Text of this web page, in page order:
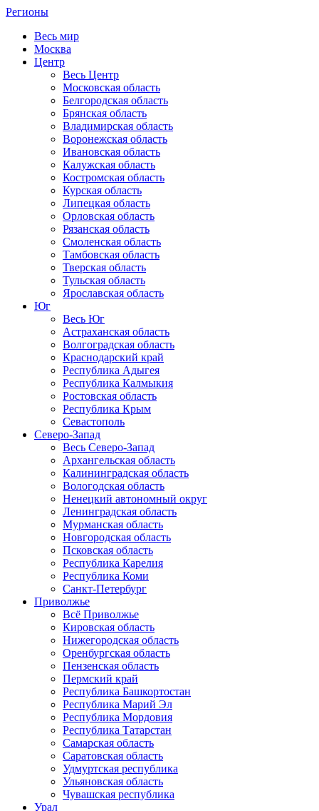
Регионы
Весь мир
Москва
Центр
Весь Центр
Московская область
Белгородская область
Брянская область
Владимирская область
Воронежская область
Ивановская область
Калужская область
Костромская область
Курская область
Липецкая область
Орловская область
Рязанская область
Смоленская область
Тамбовская область
Тверская область
Тульская область
Ярославская область
Юг
Весь Юг
Астраханская область
Волгоградская область
Краснодарский край
Республика Адыгея
Республика Калмыкия
Ростовская область
Республика Крым
Севастополь
Северо-Запад
Весь Северо-Запад
Архангельская область
Калининградская область
Вологодская область
Ненецкий автономный округ
Ленинградская область
Мурманская область
Новгородская область
Псковская область
Республика Карелия
Республика Коми
Санкт-Петербург
Приволжье
Всё Приволжье
Кировская область
Нижегородская область
Оренбургская область
Пензенская область
Пермский край
Республика Башкортостан
Республика Марий Эл
Республика Мордовия
Республика Татарстан
Самарская область
Саратовская область
Удмуртская республика
Ульяновская область
Чувашская республика
Урал